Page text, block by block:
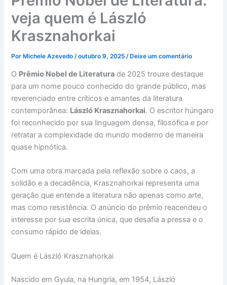
veja quem é László
Krasznahorkai
PorMichele Azevedo /outubro 9, 2025 /Deixe um comentário
O Prêmio Nobel de Literatura de 2025 trouxe destaque
para um nome pouco conhecido do grande público, mas
reverenciado entre críticos e amantes da literatura
contemporânea: László Krasznahorkai. O escritor húngaro
foi reconhecido por sua linguagem densa, filosófica e por
retratar a complexidade do mundo moderno de maneira
quase hipnótica.
Com uma obra marcada pela reflexão sobre o caos, a
solidão e a decadência, Krasznahorkai representa uma
geração que entende a literatura não apenas como arte,
mas como resistência. O anúncio do prêmio reacendeu o
interesse por sua escrita única, que desafia a pressa e o
consumo rápido de ideias.
Quem é László Krasznahorkai
Nascido em Gyula, na Hungria, em 1954, László